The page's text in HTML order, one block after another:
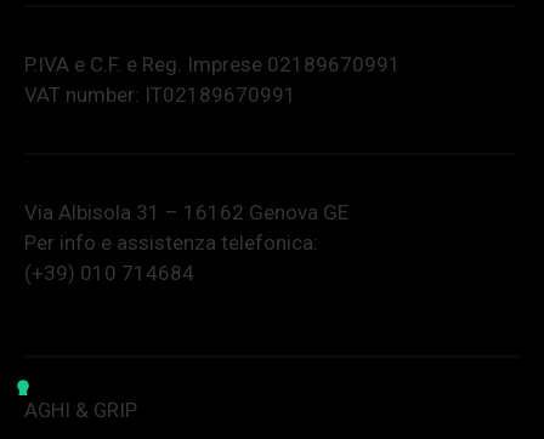
P.IVA e C.F. e Reg. Imprese 02189670991
VAT number: IT02189670991
Via Albisola 31 – 16162 Genova GE
Per info e assistenza telefonica:
(+39) 010 714684
AGHI & GRIP